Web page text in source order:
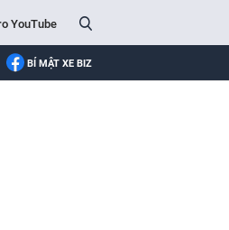
YouTube
BÍ MẬT XE BIZ